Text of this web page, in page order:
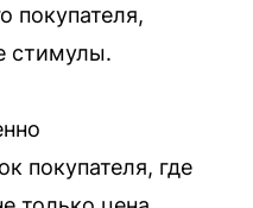
покупателя,
стимулы.
покупателя, где